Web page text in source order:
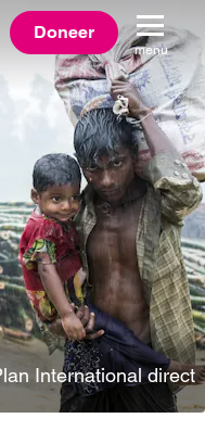
Doneer
menu
International direct